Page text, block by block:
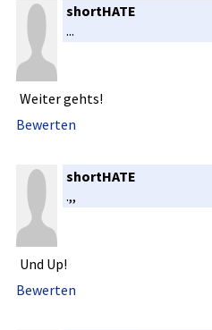
shortHATE
...
Weiter gehts!
Bewerten
shortHATE
.,,
Und Up!
Bewerten